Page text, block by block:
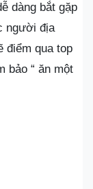
dàng bắt gặp
người địa
điểm qua top
bảo “ ăn một